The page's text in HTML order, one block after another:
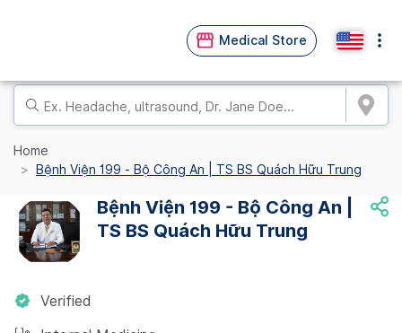
Medical Store
Home
Bệnh Viện 199 - Bộ Công An | TS BS Quách Hữu Trung
Bệnh Viện 199 - Bộ Công An |
TS BS Quách Hữu Trung
Verified